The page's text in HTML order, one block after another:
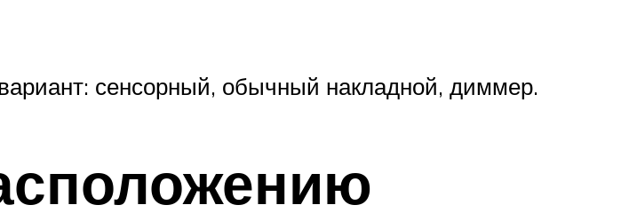
сенсорный, обычный накладной, диммер.